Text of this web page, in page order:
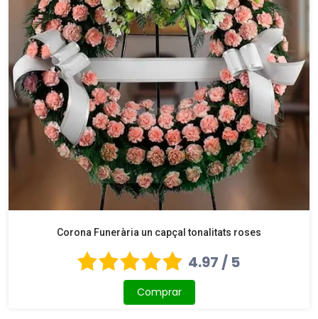
Corona Funerària un capçal tonalitats roses
4.97 / 5
Comprar